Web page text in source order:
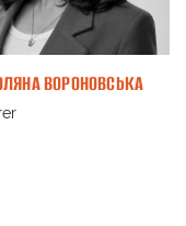
ВОРОНОВСЬКА